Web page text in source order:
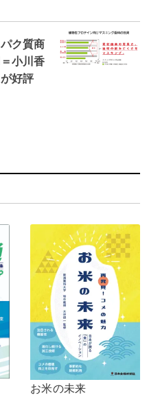
ク質商
小川香
好評
お米の未来